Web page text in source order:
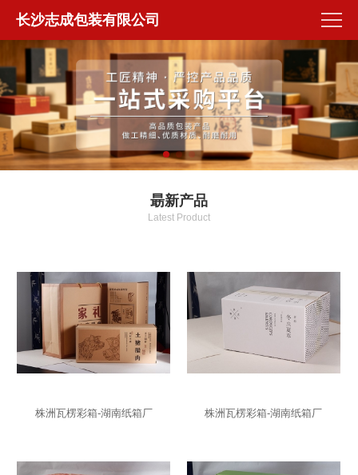
长沙志成包装有限公司
朂新产品
Latest Product
株洲瓦楞彩箱-湖南纸箱厂 株洲瓦楞彩箱-湖南纸箱厂